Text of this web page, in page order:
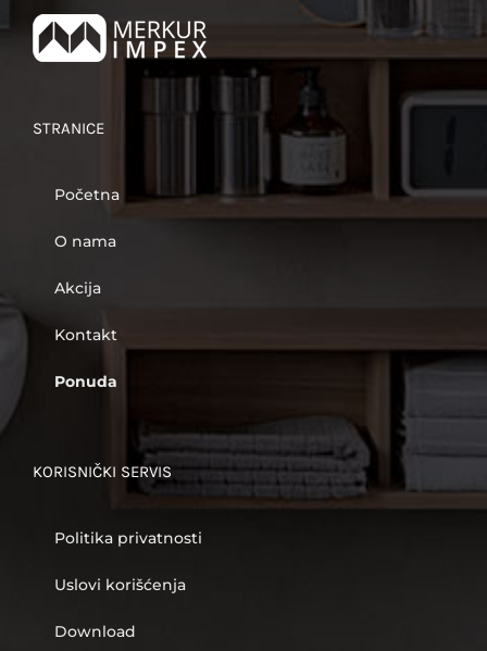
STRANICE
Početna
O nama
Akcija
Kontakt
Ponuda
KORISNIČKI SERVIS
Politika privatnosti
Uslovi korišćenja
Download